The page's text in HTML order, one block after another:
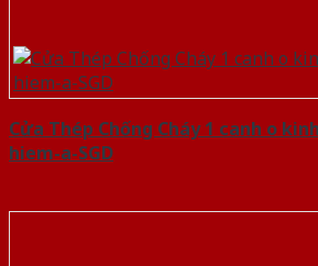
Cửa Thép Chống Cháy 1 canh o
hiem-a-SGD